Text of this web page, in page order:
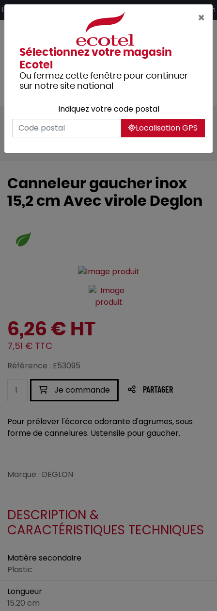
Livraison offerte dès 249€ HT d’achat et retrait 2h en magasin
Tous les produits Cuisine
Coutellerie spécifique
Canneleur gaucher inox
15,2 cm Avec virole Deglon
6,26 € HT
7,51 € TTC
Référence : E53095
Je commande PARTAGER
Pour prélever l'écorce odorante d'agrumes, sous
forme de cannelures. Ustensile pour gaucher.
Marque : DEGLON
DESCRIPTION &
CARACTÉRISTIQUES TECHNIQUES
Matière secondaire
Plastic
Longueur
15.20 cm
×
Sélectionnez votre magasin
Ecotel
Ou fermez cette fenêtre pour continuer
sur notre site national
Indiquez votre code postal
Localisation GPS
Panneau de gestion des cookies